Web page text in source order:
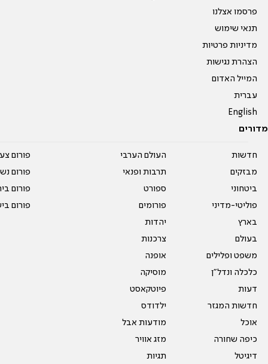
פרסמו אצלנו
תנאי שימוש
מדיניות פרטיות
הצהרת נגישות
המייל האדום
עברית
English
מדורים
חדשות
מבזקים
ביטחוני
פוליטי-מדיני
בארץ
בעולם
משפט ופלילים
כלכלה ונדל"ן
דעות
חדשות המגזר
אוכל
כיפה שחורה
דיגיטל
העולם הערבי
תרבות ופנאי
ספורט
פורומים
יהדות
צרכנות
אופנה
מוסיקה
פיוטקאסט
ילדודס
מודעות אבל
מזג אוויר
תגיות
פורום
פורום
פורום
פורום